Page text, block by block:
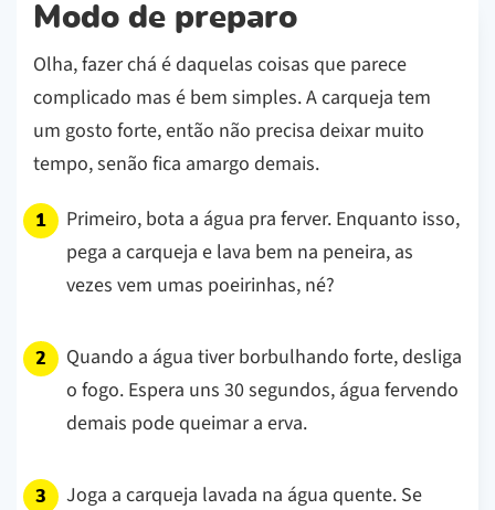
Modo de preparo
Olha, fazer chá é daquelas coisas que parece
complicado mas é bem simples. A carqueja tem
um gosto forte, então não precisa deixar muito
tempo, senão fica amargo demais.
Primeiro, bota a água pra ferver. Enquanto isso,
pega a carqueja e lava bem na peneira, as
vezes vem umas poeirinhas, né?
Quando a água tiver borbulhando forte, desliga
o fogo. Espera uns 30 segundos, água fervendo
demais pode queimar a erva.
Joga a carqueja lavada na água quente. Se